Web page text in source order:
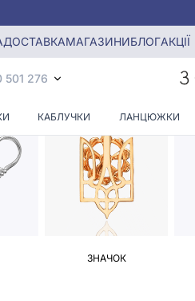
ДОСТАВКАМАГАЗИНИБЛОГАКЦІЇ
501 276
КАБЛУЧКИ ЛАНЦЮЖКИ
Булавки
ЗНАЧОК